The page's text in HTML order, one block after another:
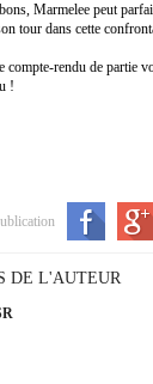
Marmelee peut
tour dans cette
compte-rendu de partie
!
DE L'AUTEUR